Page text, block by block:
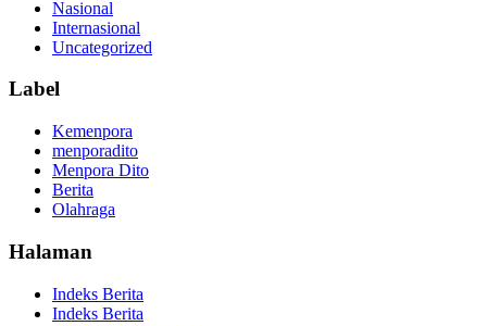
Nasional
Internasional
Uncategorized
Label
Kemenpora
menporadito
Menpora Dito
Berita
Olahraga
Halaman
Indeks Berita
Indeks Berita